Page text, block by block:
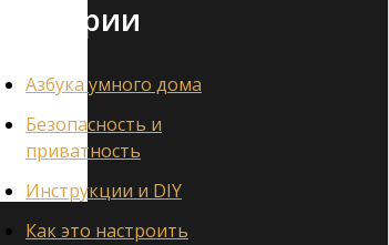
Категории
Азбука умного дома
Безопасность и
приватность
Инструкции и DIY
Как это настроить